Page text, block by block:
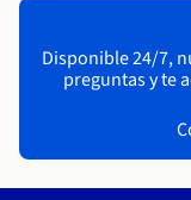
Disponible 24/7,
preguntas y te